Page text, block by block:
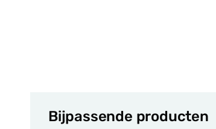
Bijpassende producten